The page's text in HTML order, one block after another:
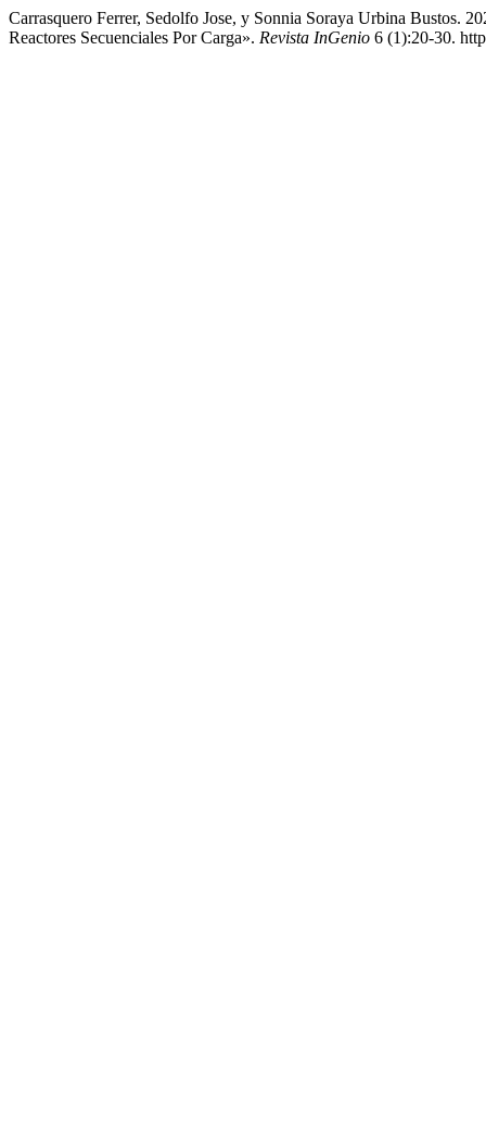
Carrasquero Ferrer, Sedolfo Jose, y Sonnia Soraya Urbina Bustos.
Reactores Secuenciales Por Carga». Revista InGenio 6 (1):20-30.